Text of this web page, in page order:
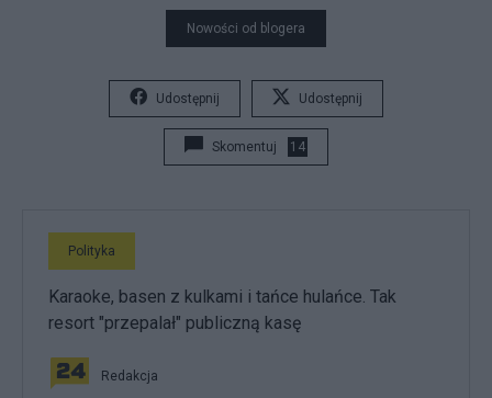
Nowości od blogera
Udostępnij Udostępnij
Skomentuj 14
Polityka
Karaoke, basen z kulkami i tańce hulańce. Tak
resort "przepalał" publiczną kasę
Redakcja